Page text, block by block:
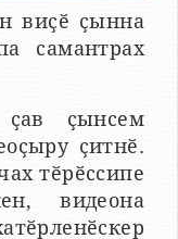
виҫӗ ҫынна
самантрах
ҫав ҫынсем
ҫитнӗ.
тӗрӗссипе
видеона